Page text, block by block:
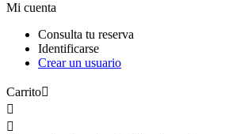
Mi cuenta
Consulta tu reserva
Identificarse
Crear un usuario
Carrito

